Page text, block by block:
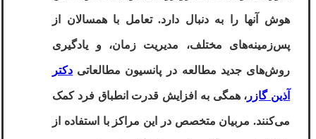
هوش آنها را به دنبال دارد. تعامل با همسالان از
پس‌زمینه‌های مختلف، مدیریت زمان، و یادگیری
روش‌های جدید مطالعه در پانسیون مطالعاتی دکتر
آذین گازر ، همگی به افزایش قدرت انطباق فرد کمک
می‌کنند. مربیان متخصص در این مراکز با استفاده از